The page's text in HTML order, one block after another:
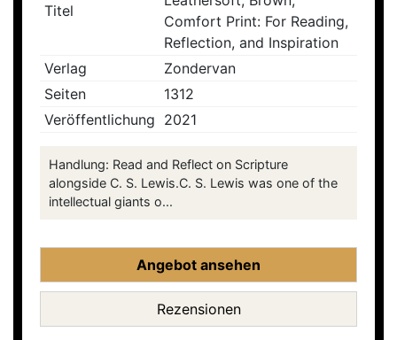
Titel
Comfort Print: For Reading,
Reflection, and Inspiration
Verlag
Zondervan
Seiten
1312
Veröffentlichung 2021
Handlung: Read and Reflect on Scripture
alongside C. S. Lewis.C. S. Lewis was one of the
intellectual giants o...
Angebot ansehen
Rezensionen